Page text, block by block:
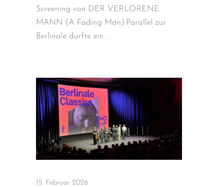
Screening von DER VERLORENE
MANN (A Fading Man).Parallel zur
Berlinale durfte ein
15. Februar 2026